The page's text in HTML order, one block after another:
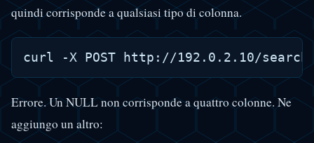
quindi corrisponde a qualsiasi tipo di colonna.
Errore. Un NULL non corrisponde a quattro colonne. Ne
aggiungo un altro: